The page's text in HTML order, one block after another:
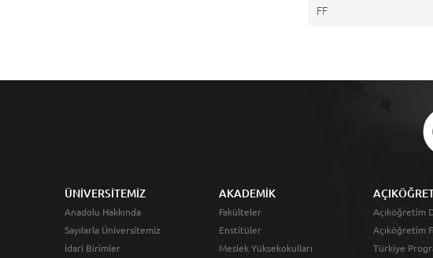
FF
ÜNİVERSİTEMİZ
Anadolu Hakkında
Sayılarla Üniversitemiz
İdari Birimler
AKADEMİK
Fakülteler
Enstitüler
Meslek Yüksekokulları
Açıköğretim
Açıköğretim
Türkiye